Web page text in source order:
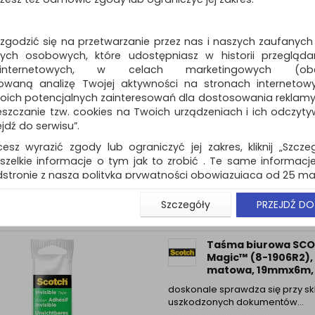
poprawiania dokumentów i
Dostępność: TEL.
Taśma klejąca
Gift Wrap,
pakowania, na
prezentów…
Dostępność: TEL.
Taśma biurowa
Magic™ (8-1906R2),
matowa,
doskonale sprawdza się przy
uszkodzonych dokumentów…
się na przetwarzanie przez nas i naszych
osobowych, które udostępniasz w historii
w celach marketingowych
analizę Twojej aktywności na stronach
potencjalnych zainteresowań dla dostosowania
tzw. cookies na Twoich urządzeniach i ich
do serwisu”.
wyrazić zgody lub ograniczyć jej zakres, kliknij
informacje o tym jak to zrobić . Te same
z naszą polityką prywatności obowiązującą od 25
użytkowników zalogowanych, aby umożliwić
i związane z tym prawidłowe działanie naszej
np. wysłanie potwierdzenia zamówienia na
Państwu prawidłowych informacji o promocjach
ważna jest Państwa wcześniejsza zgoda której
zgoda jest dobrowolna i można ją w dowolnym
(rozwiń)
Szczegóły PRZEJDŹ